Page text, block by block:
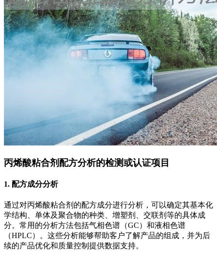
丙烯酸粘合剂配方分析的检测或认证项目
1. 配方成分分析
通过对丙烯酸粘合剂的配方成分进行分析，可以确定其基本化
学结构、单体及聚合物的种类、增塑剂、交联剂等的具体成
分。常用的分析方法包括气相色谱（GC）和液相色谱
（HPLC）。这些分析能够帮助客户了解产品的组成，并为后
续的产品优化和质量控制提供数据支持。